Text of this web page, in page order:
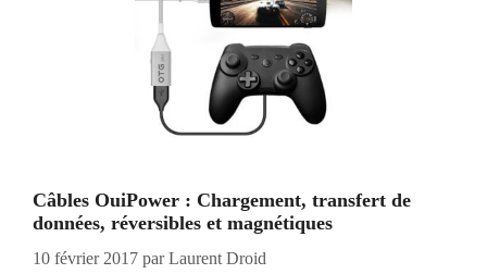
Câbles OuiPower : Chargement, transfert de
données, réversibles et magnétiques
10 février 2017 parLaurent Droid